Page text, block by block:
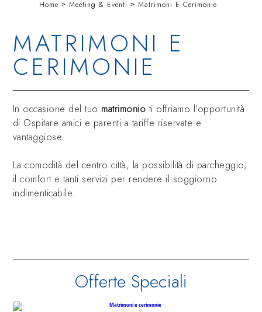
Home Meeting & Eventi Matrimoni E Cerimonie
MATRIMONI E
CERIMONIE
In occasione del tuo matrimonio ti offriamo l’opportunità
di Ospitare amici e parenti a tariffe riservate e
vantaggiose.
La comodità del centro città, la possibilità di parcheggio,
il comfort e tanti servizi per rendere il soggiorno
indimenticabile.
Offerte Speciali